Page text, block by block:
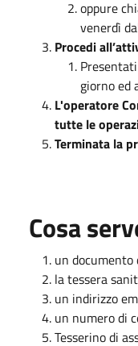
oppure
venerdì
Procedi
giorno ed
L'operatore
tutte le
Terminata la
Cosa
un
la tessera
un indirizzo
un numero di
Tesserino di